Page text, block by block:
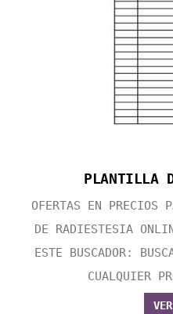
PLANTILLA
OFERTAS EN PRECIOS
DE RADIESTESIA
ESTE BUSCADOR:
CUALQUIER